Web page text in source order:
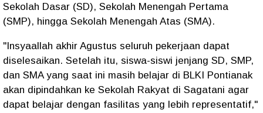
Sekolah Dasar (SD), Sekolah Menengah Pertama
(SMP), hingga Sekolah Menengah Atas (SMA).
"Insyaallah akhir Agustus seluruh pekerjaan dapat
diselesaikan. Setelah itu, siswa-siswi jenjang SD, SMP,
dan SMA yang saat ini masih belajar di BLKI Pontianak
akan dipindahkan ke Sekolah Rakyat di Sagatani agar
dapat belajar dengan fasilitas yang lebih representatif,"